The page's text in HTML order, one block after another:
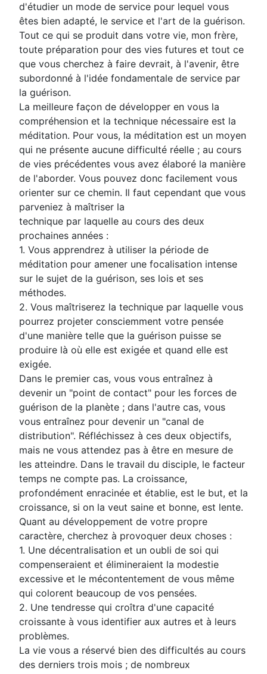
d'étudier un mode de service pour lequel vous
êtes bien adapté, le service et l'art de la guérison.
Tout ce qui se produit dans votre vie, mon frère,
toute préparation pour des vies futures et tout ce
que vous cherchez à faire devrait, à l'avenir, être
subordonné à l'idée fondamentale de service par
la guérison.
La meilleure façon de développer en vous la
compréhension et la technique nécessaire est la
méditation. Pour vous, la méditation est un moyen
qui ne présente aucune difficulté réelle ; au cours
de vies précédentes vous avez élaboré la manière
de l'aborder. Vous pouvez donc facilement vous
orienter sur ce chemin. Il faut cependant que vous
parveniez à maîtriser la
technique par laquelle au cours des deux
prochaines années :
1. Vous apprendrez à utiliser la période de
méditation pour amener une focalisation intense
sur le sujet de la guérison, ses lois et ses
méthodes.
2. Vous maîtriserez la technique par laquelle vous
pourrez projeter consciemment votre pensée
d'une manière telle que la guérison puisse se
produire là où elle est exigée et quand elle est
exigée.
Dans le premier cas, vous vous entraînez à
devenir un "point de contact" pour les forces de
guérison de la planète ; dans l'autre cas, vous
vous entraînez pour devenir un "canal de
distribution". Réfléchissez à ces deux objectifs,
mais ne vous attendez pas à être en mesure de
les atteindre. Dans le travail du disciple, le facteur
temps ne compte pas. La croissance,
profondément enracinée et établie, est le but, et la
croissance, si on la veut saine et bonne, est lente.
Quant au développement de votre propre
caractère, cherchez à provoquer deux choses :
1. Une décentralisation et un oubli de soi qui
compenseraient et élimineraient la modestie
excessive et le mécontentement de vous même
qui colorent beaucoup de vos pensées.
2. Une tendresse qui croîtra d'une capacité
croissante à vous identifier aux autres et à leurs
problèmes.
La vie vous a réservé bien des difficultés au cours
des derniers trois mois ; de nombreux